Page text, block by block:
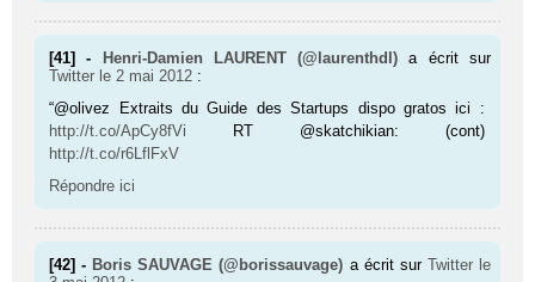
[41] - Henri-Damien LAURENT (@laurenthdl)
a écrit sur
Twitter le 2 mai 2012 :
“@olivez Extraits du Guide des Startups dispo gratos ici :
http://t.co/ApCy8fVi RT @skatchikian: (cont)
http://t.co/r6LflFxV
Répondre ici
[42] - Boris SAUVAGE (@borissauvage) a écrit sur Twitter le